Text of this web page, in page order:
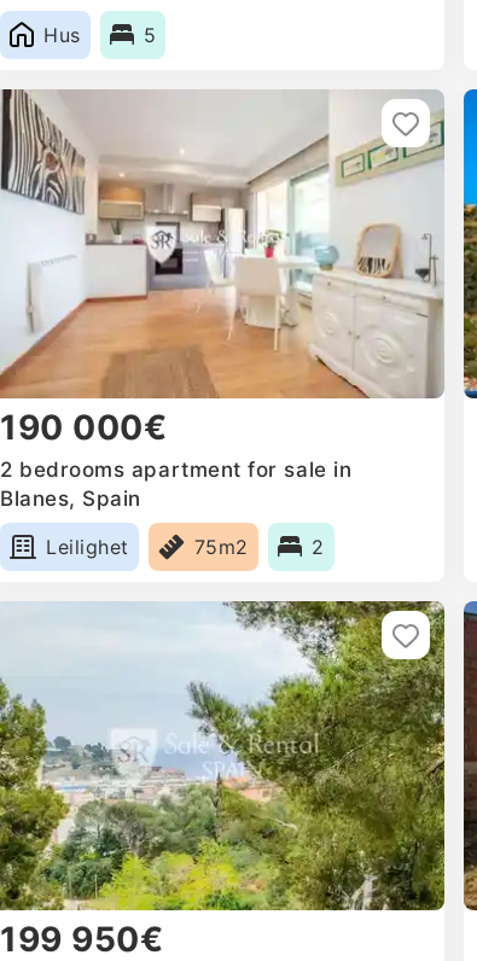
Hus
5
190 000€
2 bedrooms apartment for sale in
Blanes, Spain
Leilighet
75m2 2
199 950€